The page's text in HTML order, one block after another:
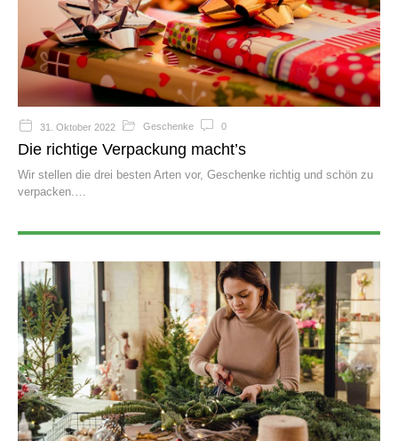
31. Oktober 2022 Geschenke 0
Die richtige Verpackung macht’s
Wir stellen die drei besten Arten vor, Geschenke richtig und schön zu
verpacken.